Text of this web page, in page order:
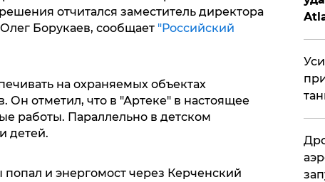
отчитался заместитель директора
Борукаев, сообщает "Российский
на охраняемых объектах
Он отметил, что в "Артеке" в настоящее
работы. Параллельно в детском
детей.
и энергомост через Керченский